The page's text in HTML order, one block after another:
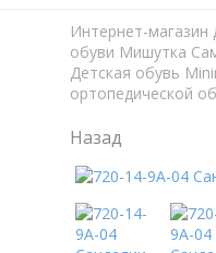
Интернет-магазин
обуви Мишутка
Детская обувь
ортопедической
Назад